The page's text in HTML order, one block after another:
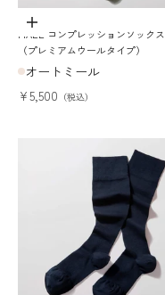
オプションを選択
MAEÉ コンプレッションソックス
（プレミアムウールタイプ）
オートミール
セール価格
¥5,500